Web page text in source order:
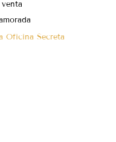
Oficina Secreta